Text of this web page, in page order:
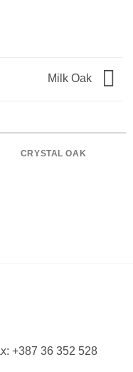
Milk Oak
CRYSTAL OAK
36 352 528